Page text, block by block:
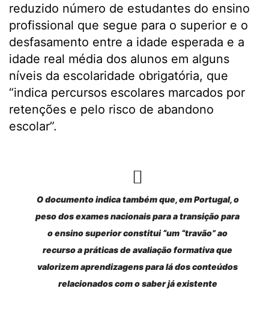
reduzido número de estudantes do ensino
profissional que segue para o superior e o
desfasamento entre a idade esperada e a
idade real média dos alunos em alguns
níveis da escolaridade obrigatória, que
“indica percursos escolares marcados por
retenções e pelo risco de abandono
escolar”.
O documento indica também que, em Portugal, o
peso dos exames nacionais para a transição para
o ensino superior constitui “um “travão”ao
recurso a práticas de avaliação formativa que
valorizem aprendizagens para lá dos conteúdos
relacionados com o saber já existente